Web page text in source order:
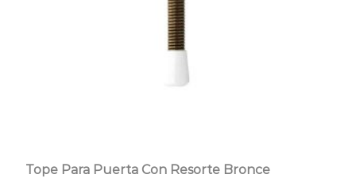
Tope Para Puerta Con Resorte Bronce